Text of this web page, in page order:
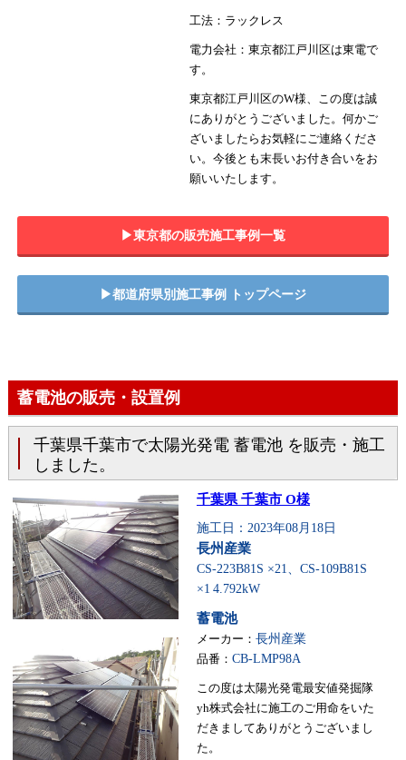
工法：ラックレス
電力会社：東京都江戸川区は東電で
す。
東京都江戸川区のW様、この度は誠
にありがとうございました。何かご
ざいましたらお気軽にご連絡くださ
い。今後とも末長いお付き合いをお
願いいたします。
▶︎東京都の販売施工事例一覧
▶︎都道府県別施工事例 トップページ
蓄電池の販売・設置例
千葉県千葉市で太陽光発電 蓄電池 を販売・施工
しました。
千葉県 千葉市 O様
施工日：2023年08月18日
長州産業
CS-223B81S ×21、CS-109B81S
×1 4.792kW
蓄電池
メーカー： 長州産業
品番： CB-LMP98A
この度は太陽光発電最安値発掘隊
yh株式会社に施工のご用命をいた
だきましてありがとうございまし
た。